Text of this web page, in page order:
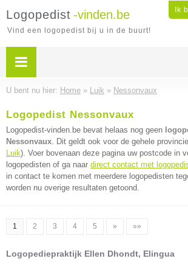
Ik
Logopedist -vinden.be
Vind een logopedist bij u in de buurt!
U bent nu hier: Home » Luik » Nessonvaux
Logopedist Nessonvaux
Logopedist-vinden.be bevat helaas nog geen
Nessonvaux. Dit geldt ook voor de gehele
Luik). Voer bovenaan deze pagina uw postcode in
logopedisten of ga naar direct contact met
in contact te komen met meerdere logopedisten
worden nu overige resultaten getoond.
1 2 3 4 5 » »»
Logopediepraktijk Ellen Dhondt, Elingua